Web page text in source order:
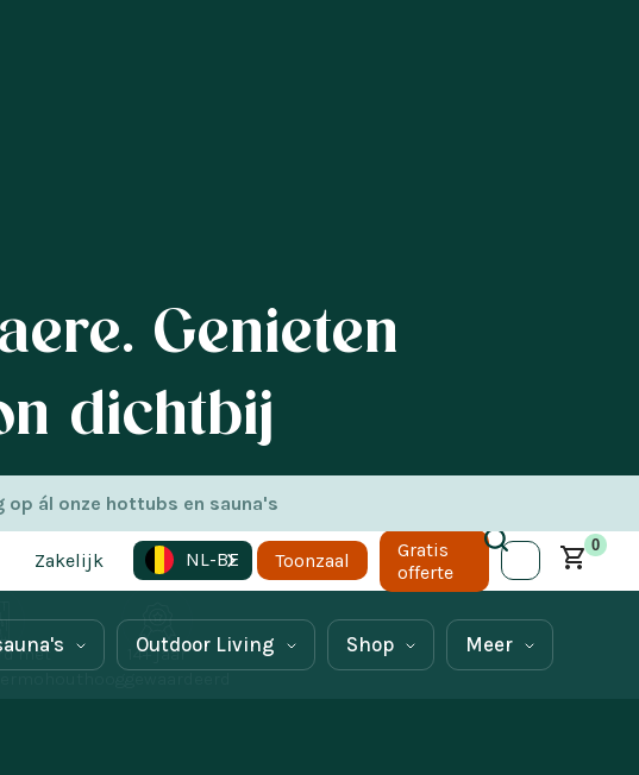
ál onze hottubs en sauna's
Zakelijk NL-BE Toonzaal
Gratis
offerte
0
Outdoor Living Shop Meer
Genieten
dichtbij
van Welvaere
van geniet.
met
14+ jaar